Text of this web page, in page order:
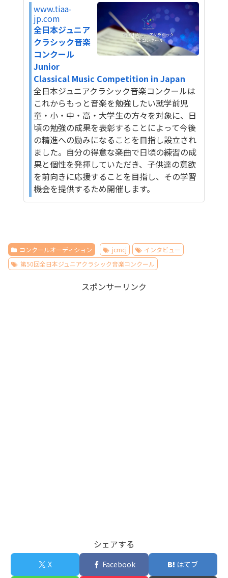
www.tiaa-
jp.com
全日本ジュニア
クラシック音楽
コンクール
Junior
Classical Music Competition in Japan
全日本ジュニアクラシック音楽コンクールは
これからもっと音楽を勉強したい就学前児
童・小・中・高・大学生の方々を対象に、日
頃の勉強の成果を表彰することによって今後
の精進への励みになることを目指し設立され
ました。自分の得意な楽曲で日頃の練習の成
果と個性を発揮していただき、子供達の意欲
を前向きに応援することを目指し、その学習
機会を提供するため開催します。
コンクールオーディション jcmcj
インタビュー
第50回全日本ジュニアクラシック音楽コンクール
スポンサーリンク
シェアする
X Facebook はてブ